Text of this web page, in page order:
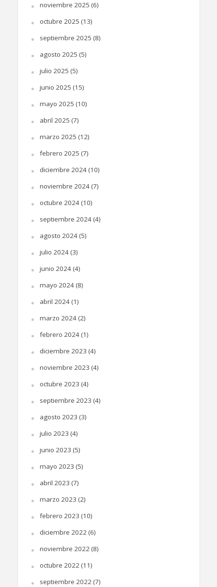
noviembre 2025 (6)
octubre 2025 (13)
septiembre 2025 (8)
agosto 2025 (5)
julio 2025 (5)
junio 2025 (15)
mayo 2025 (10)
abril 2025 (7)
marzo 2025 (12)
febrero 2025 (7)
diciembre 2024(10)
noviembre 2024(7)
octubre 2024(10)
septiembre 2024(4)
agosto 2024(5)
julio 2024(3)
junio 2024(4)
mayo 2024(8)
abril 2024(1)
marzo 2024(2)
febrero 2024(1)
diciembre 2023 (4)
noviembre 2023 (4)
octubre 2023 (4)
septiembre 2023 (4)
agosto 2023 (3)
julio 2023 (4)
junio 2023 (5)
mayo 2023 (5)
abril 2023 (7)
marzo 2023 (2)
febrero 2023 (10)
diciembre 2022(6)
noviembre 2022(8)
octubre 2022(11)
septiembre 2022(7)